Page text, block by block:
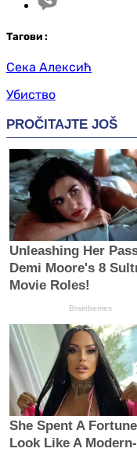
Тагови :
Сека Алексић
Убиство